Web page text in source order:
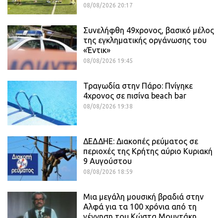
08/08/2026 20:17
Συνελήφθη 49χρονος, βασικό μέλος
της εγκληματικής οργάνωσης του
«Έντικ»
08/08/2026 19:45
Τραγωδία στην Πάρο: Πνίγηκε
4χρονος σε πισίνα beach bar
08/08/2026 19:38
ΔΕΔΔΗΕ: Διακοπές ρεύματος σε
περιοχές της Κρήτης αύριο Κυριακή
9 Αυγούστου
08/08/2026 18:59
Μια μεγάλη μουσική βραδιά στην
Αλφά για τα 100 χρόνια από τη